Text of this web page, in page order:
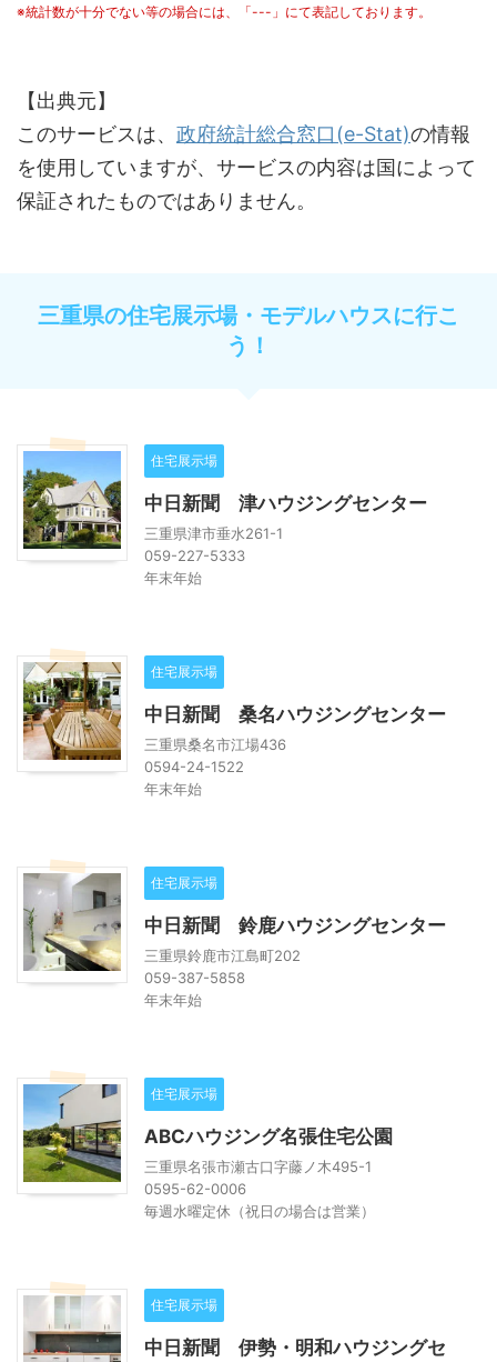
※統計数が十分でない等の場合には、「---」にて表記しております。
【出典元】
このサービスは、 政府統計総合窓口(e-Stat)の情報
を使用していますが、サービスの内容は国によって
保証されたものではありません。
三重県の住宅展示場・モデルハウスに行こ
う！
住宅展示場
中日新聞 津ハウジングセンター
三重県津市垂水261-1
059-227-5333
年末年始
住宅展示場
中日新聞 桑名ハウジングセンター
三重県桑名市江場436
0594-24-1522
年末年始
住宅展示場
中日新聞 鈴鹿ハウジングセンター
三重県鈴鹿市江島町202
059-387-5858
年末年始
住宅展示場
ABCハウジング名張住宅公園
三重県名張市瀬古口字藤ノ木495-1
0595-62-0006
毎週水曜定休（祝日の場合は営業）
住宅展示場
中日新聞 伊勢・明和ハウジングセ